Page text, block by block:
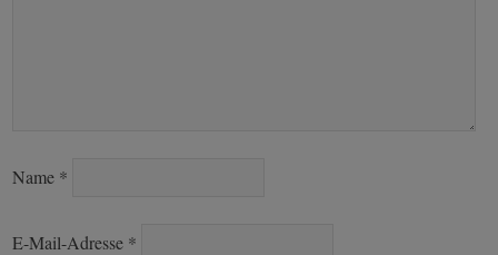
Name *
E-Mail-Adresse *